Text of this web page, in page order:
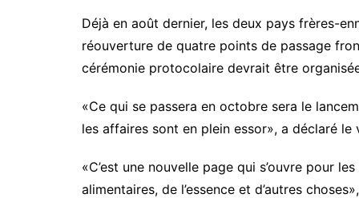
Déjà en août dernier, les deux pays frères-
réouverture de quatre points de passage
cérémonie protocolaire devrait être
«Ce qui se passera en octobre sera le
les affaires sont en plein essor», a déclaré
«C’est une nouvelle page qui s’ouvre pour
alimentaires, de l’essence et d’autres